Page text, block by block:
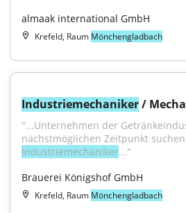
almaak international GmbH
Krefeld, Raum Mönchengladbach
Industriemechaniker /
"...Unternehmen der
Industriemechaniker..."
Brauerei Königshof GmbH
Krefeld, Raum Mönchengladbach